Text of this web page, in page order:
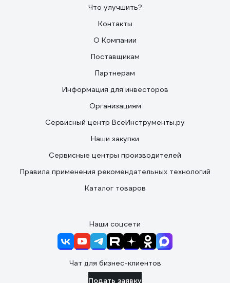
Что улучшить?
Контакты
О Компании
Поставщикам
Партнерам
Информация для инвесторов
Организациям
Сервисный центр ВсеИнструменты.ру
Наши закупки
Сервисные центры производителей
Правила применения рекомендательных технологий
Каталог товаров
Наши соцсети
Чат для бизнес-клиентов
Подать заявку